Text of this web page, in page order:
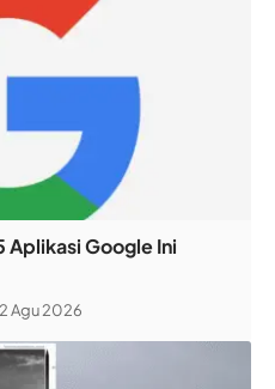
Aplikasi Google Ini
2 Agu 2026